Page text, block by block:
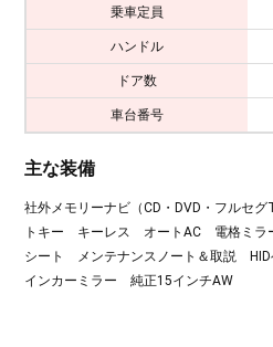
乗車定員
ハンドル
ドア数
車台番号
主な装備
社外メモリーナビ（CD・DVD・フル
トキー キーレス オートAC 電格ミラ
シート メンテナンスノート＆取説
インカーミラー 純正15インチAW